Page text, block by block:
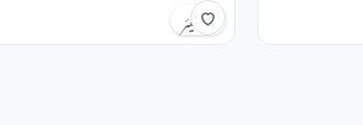
شیئر